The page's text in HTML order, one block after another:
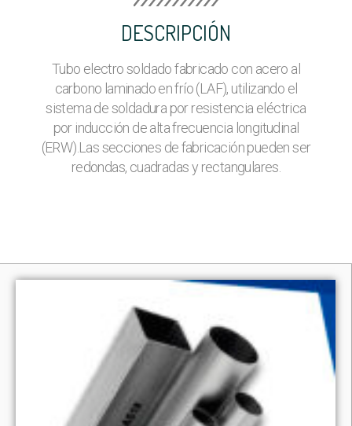
DESCRIPCIÓN
Tubo electro soldado fabricado con acero al
carbono laminado en frío (LAF), utilizando el
sistema de soldadura por resistencia eléctrica
por inducción de alta frecuencia longitudinal
(ERW).Las secciones de fabricación pueden ser
redondas, cuadradas y rectangulares.